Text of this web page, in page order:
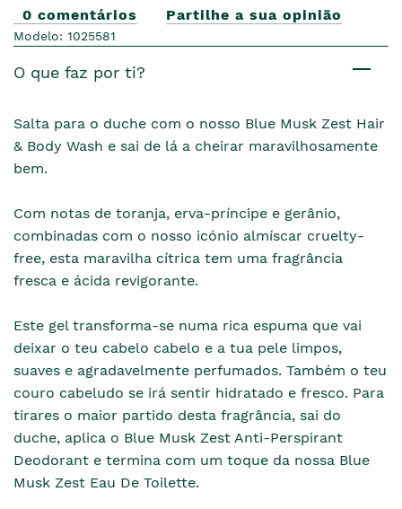
0 comentários Partilhe a sua opinião
Modelo: 1025581
O que faz por ti?
Salta para o duche com o nosso Blue Musk Zest Hair
& Body Wash e sai de lá a cheirar maravilhosamente
bem.
Com notas de toranja, erva-príncipe e gerânio,
combinadas com o nosso icónio almíscar cruelty-
free, esta maravilha cítrica tem uma fragrância
fresca e ácida revigorante.
Este gel transforma-se numa rica espuma que vai
deixar o teu cabelo cabelo e a tua pele limpos,
suaves e agradavelmente perfumados. Também o teu
couro cabeludo se irá sentir hidratado e fresco. Para
tirares o maior partido desta fragrância, sai do
duche, aplica o Blue Musk Zest Anti-Perspirant
Deodorant e termina com um toque da nossa Blue
Musk Zest Eau De Toilette.